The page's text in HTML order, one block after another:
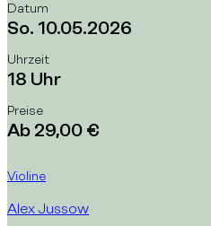
Datum
So. 10.05.2026
Uhrzeit
18 Uhr
Preise
Ab 29,00 €
Violine
Alex Jussow